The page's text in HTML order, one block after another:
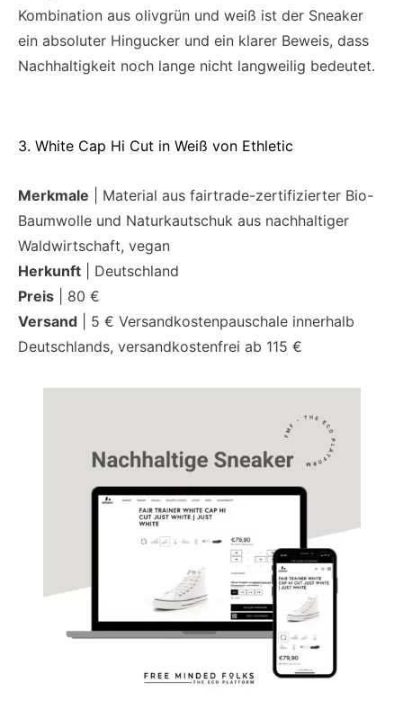
Kombination aus olivgrün und weiß ist der Sneaker
ein absoluter Hingucker und ein klarer Beweis, dass
Nachhaltigkeit noch lange nicht langweilig bedeutet.
3. White Cap Hi Cut in Weiß von Ethletic
Merkmale | Material aus fairtrade-zertifizierter Bio-
Baumwolle und Naturkautschuk aus nachhaltiger
Waldwirtschaft, vegan
Herkunft | Deutschland
Preis | 80 €
Versand | 5 € Versandkostenpauschale innerhalb
Deutschlands, versandkostenfrei ab 115 €